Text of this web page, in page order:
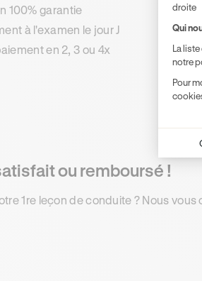
100% garantie
à l'examen le jour J
en 2, 3 ou 4x
ou remboursé !
1re leçon de conduite ? Nous vous
droite
Qui
La
notre
Pour